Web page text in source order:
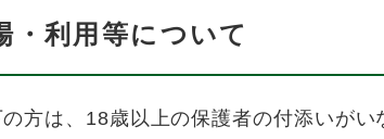
利用等について
の方は、18歳以上の保護者の付添いが